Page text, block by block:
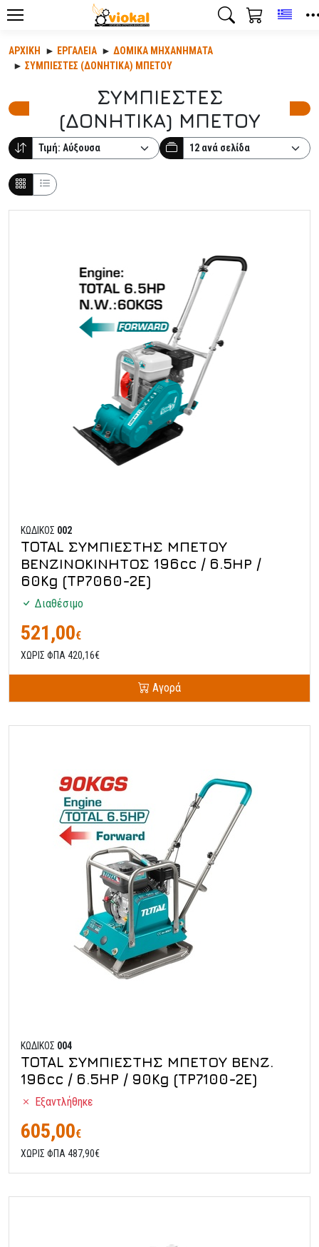
ΑΡΧΙΚΉ ΕΡΓΑΛΕΊΑ
ΔΟΜΙΚΑ ΜΗΧΑΝΗΜΑΤΑ
ΣΥΜΠΙΕΣΤΕΣ (ΔΟΝΗΤΙΚΑ) ΜΠΕΤΟΥ
ΣΥΜΠΙΕΣΤΕΣ
(ΔΟΝΗΤΙΚΑ) ΜΠΕΤΟΥ
ΚΩΔΙΚΟΣ 002
TOTAL ΣΥΜΠΙΕΣΤΗΣ ΜΠΕΤΟΥ
ΒΕΝΖΙΝΟΚΙΝΗΤΟΣ 196cc / 6.5ΗΡ /
60Kg (TP7060-2E)
Διαθέσιμο
521,00€
ΧΩΡΙΣ ΦΠΑ 420,16€
Αγορά
ΚΩΔΙΚΟΣ 004
TOTAL ΣΥΜΠΙΕΣΤΗΣ ΜΠΕΤΟΥ ΒΕΝΖ.
196cc / 6.5HP / 90Kg (TP7100-2E)
Εξαντλήθηκε
605,00€
ΧΩΡΙΣ ΦΠΑ 487,90€